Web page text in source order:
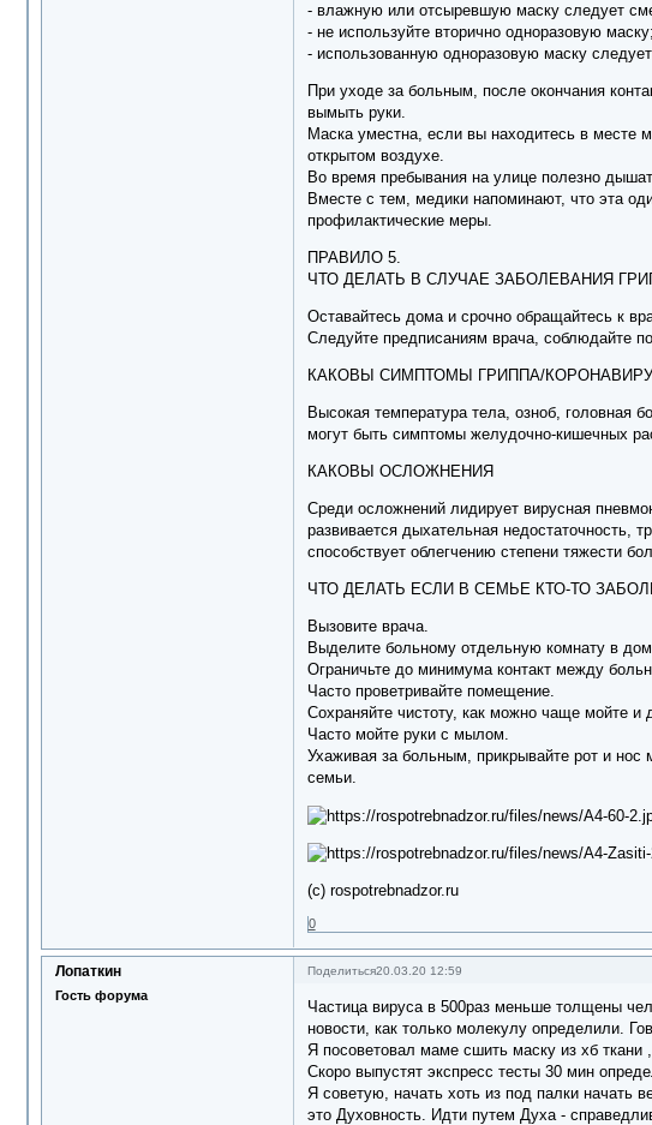
- влажную или отсыревшую маску следует
- не используйте вторично одноразовую
- использованную одноразовую маску
При уходе за больным, после окончания
вымыть руки.
Маска уместна, если вы находитесь в месте
открытом воздухе.
Во время пребывания на улице полезно
Вместе с тем, медики напоминают, что эта
профилактические меры.
ПРАВИЛО 5.
ЧТО ДЕЛАТЬ В СЛУЧАЕ ЗАБОЛЕВАНИЯ
Оставайтесь дома и срочно обращайтесь к
Следуйте предписаниям врача, соблюдайте
КАКОВЫ СИМПТОМЫ ГРИППА/
Высокая температура тела, озноб, головная
могут быть симптомы желудочно-кишечных
КАКОВЫ ОСЛОЖНЕНИЯ
Среди осложнений лидирует вирусная
развивается дыхательная недостаточность,
способствует облегчению степени тяжести
ЧТО ДЕЛАТЬ ЕСЛИ В СЕМЬЕ КТО-ТО
Вызовите врача.
Выделите больному отдельную комнату в
Ограничьте до минимума контакт между
Часто проветривайте помещение.
Сохраняйте чистоту, как можно чаще мойте
Часто мойте руки с мылом.
Ухаживая за больным, прикрывайте рот и
семьи.
(с) rospotrebnadzor.ru
0
Поделиться20.03.20 12:59
Лопаткин
Гость форума
Частица вируса в 500раз меньше толщены
новости, как только молекулу определили.
Я посоветовал маме сшить маску из хб
Скоро выпустят экспресс тесты 30 мин
Я советую, начать хоть из под палки начать
это Духовность. Идти путем Духа -